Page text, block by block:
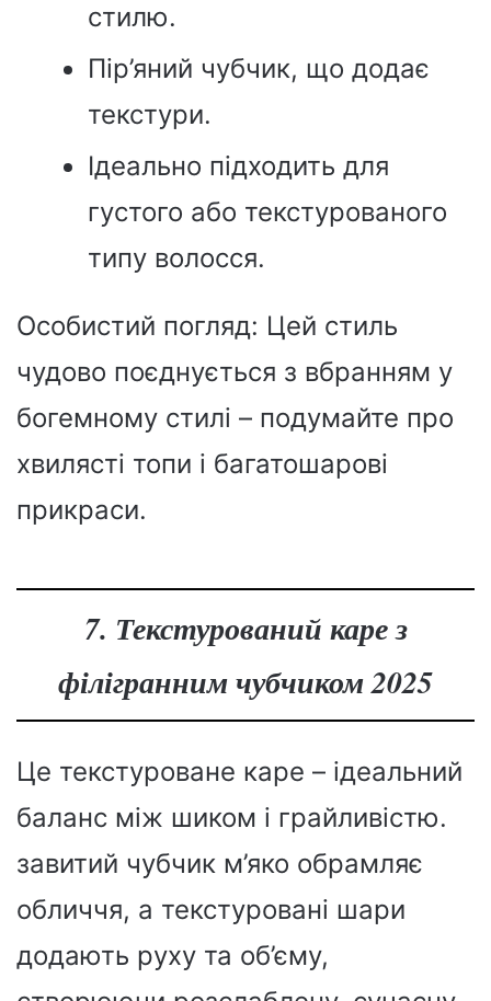
стилю.
Пір’яний чубчик, що додає
текстури.
Ідеально підходить для
густого або текстурованого
типу волосся.
Особистий погляд: Цей стиль
чудово поєднується з вбранням у
богемному стилі – подумайте про
хвилясті топи і багатошарові
прикраси.
7. Текстурований каре з
філігранним чубчиком 2025
Це текстуроване каре – ідеальний
баланс між шиком і грайливістю.
завитий чубчик м’яко обрамляє
обличчя, а текстуровані шари
додають руху та об’єму,